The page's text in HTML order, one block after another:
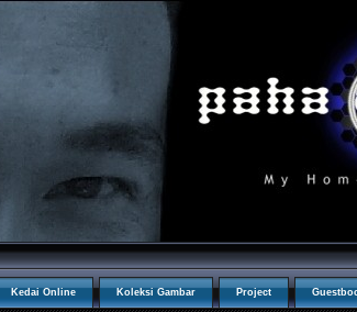
Kedai Online Koleksi Gambar Project